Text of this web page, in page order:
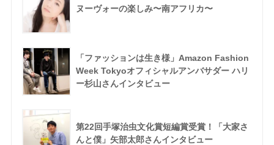
ヌーヴォーの楽しみ〜南アフリカ〜
「ファッションは生き様」Amazon Fashion
Week Tokyoオフィシャルアンバサダー ハリ
ー杉山さんインタビュー
第22回手塚治虫文化賞短編賞受賞！「大家さ
んと僕」矢部太郎さんインタビュー